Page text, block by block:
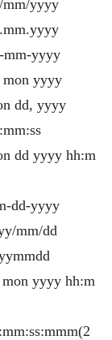
mm/yyyy
mm-yyyy
mon yyyy
dd, yyyy
dd yyyy hh:m
dd-yyyy
mm/dd
mon yyyy hh:m